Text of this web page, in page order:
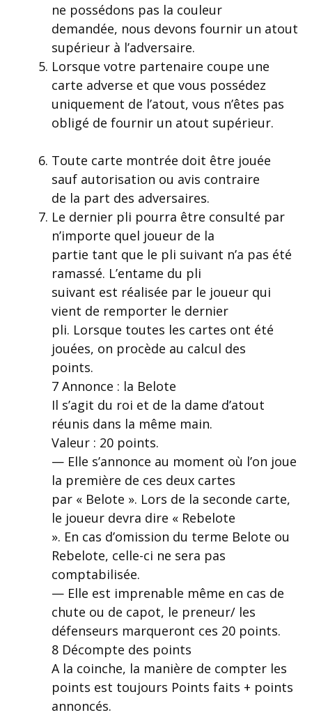
ne possédons pas la couleur
demandée, nous devons fournir un atout
supérieur à l’adversaire.
Lorsque votre partenaire coupe une
carte adverse et que vous possédez
uniquement de l’atout, vous n’êtes pas
obligé de fournir un atout supérieur.
Toute carte montrée doit être jouée
sauf autorisation ou avis contraire
de la part des adversaires.
Le dernier pli pourra être consulté par
n’importe quel joueur de la
partie tant que le pli suivant n’a pas été
ramassé. L’entame du pli
suivant est réalisée par le joueur qui
vient de remporter le dernier
pli. Lorsque toutes les cartes ont été
jouées, on procède au calcul des
points.
7 Annonce : la Belote
Il s’agit du roi et de la dame d’atout
réunis dans la même main.
Valeur : 20 points.
— Elle s’annonce au moment où l’on joue
la première de ces deux cartes
par « Belote ». Lors de la seconde carte,
le joueur devra dire « Rebelote
». En cas d’omission du terme Belote ou
Rebelote, celle-ci ne sera pas
comptabilisée.
— Elle est imprenable même en cas de
chute ou de capot, le preneur/ les
défenseurs marqueront ces 20 points.
8 Décompte des points
A la coinche, la manière de compter les
points est toujours Points faits + points
annoncés.